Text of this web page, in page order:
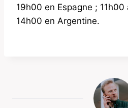
19h00 en Espagne ;
14h00 en Argentine.